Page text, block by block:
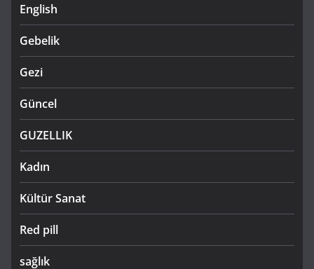
English
Gebelik
Gezi
Güncel
GUZELLIK
Kadın
Kültür Sanat
Red pill
sağlık